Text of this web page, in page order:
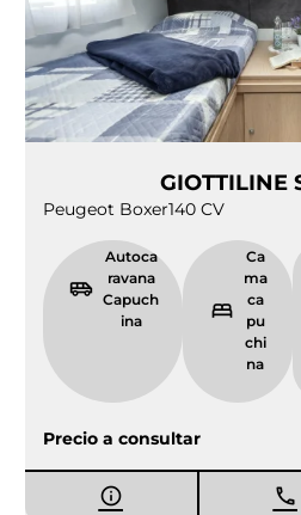
GIOTTILINE
Peugeot Boxer140 CV
Autoca
ravana
Capuch
ina
Ca
ma
ca
pu
chi
na
Precio a consultar